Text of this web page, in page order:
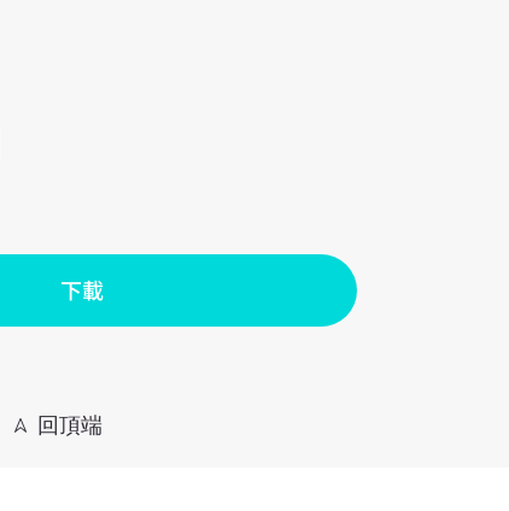
下載
𖤂 回頂端